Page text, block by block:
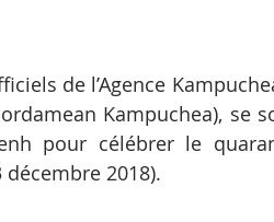
5.
de l’Agence
Kampuchea),
pour célébrer le
2018).